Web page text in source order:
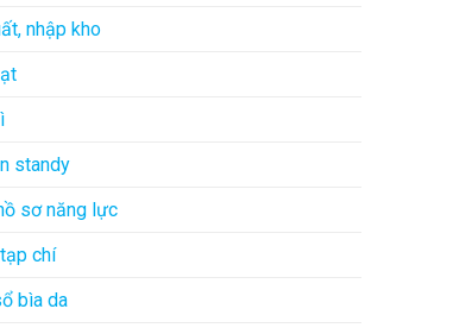
nhập kho
standy
sơ năng lực
chí
bìa da